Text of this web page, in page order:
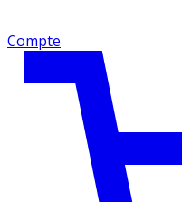
Compte